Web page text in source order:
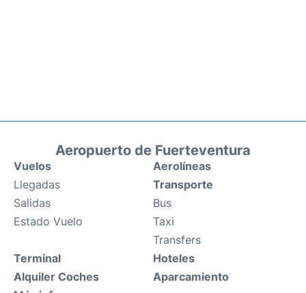
Aeropuerto de Fuerteventura
Vuelos
Llegadas
Salidas
Estado Vuelo
Aerolíneas
Transporte
Bus
Taxi
Transfers
Terminal
Alquiler Coches
Hoteles
Aparcamiento